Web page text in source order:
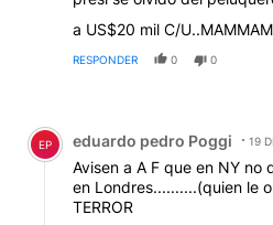
a US$20 mil C/
RESPONDER 0 0
Comentario de eduardo pedro
EP eduardo pedro Poggi 19
Avisen a A F que en NY no
en Londres..........(quien le
TERROR